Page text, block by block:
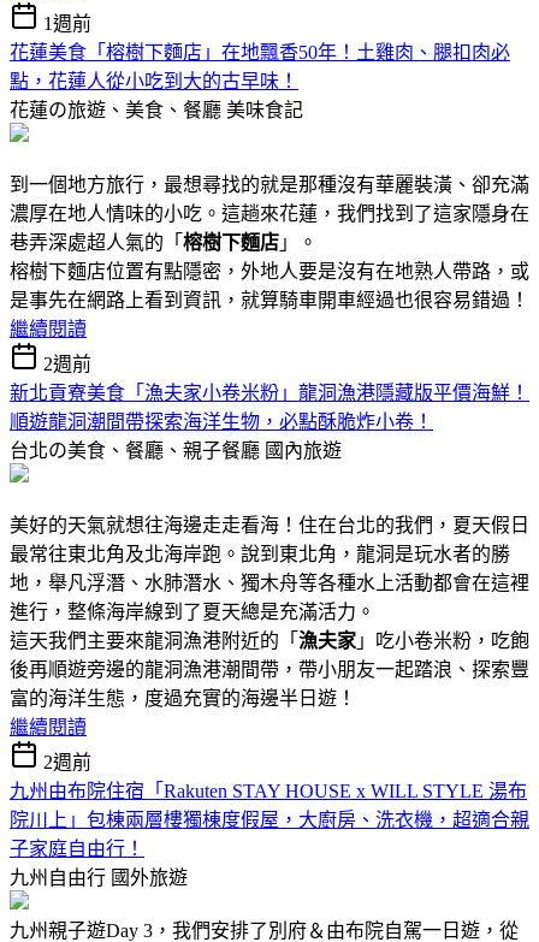
1週前
花蓮美食「榕樹下麵店」在地飄香50年！土雞肉、腿扣肉必
點，花蓮人從小吃到大的古早味！
花蓮の旅遊、美食、餐廳 美味食記
到一個地方旅行，最想尋找的就是那種沒有華麗裝潢、卻充滿
濃厚在地人情味的小吃。這趟來花蓮，我們找到了這家隱身在
巷弄深處超人氣的「 榕樹下麵店 」。
榕樹下麵店位置有點隱密，外地人要是沒有在地熟人帶路，或
是事先在網路上看到資訊，就算騎車開車經過也很容易錯過！
繼續閱讀
2週前
新北貢寮美食「漁夫家小卷米粉」龍洞漁港隱藏版平價海鮮！
順遊龍洞潮間帶探索海洋生物，必點酥脆炸小卷！
台北の美食、餐廳、親子餐廳 國內旅遊
美好的天氣就想往海邊走走看海！住在台北的我們，夏天假日
最常往東北角及北海岸跑。說到東北角，龍洞是玩水者的勝
地，舉凡浮潛、水肺潛水、獨木舟等各種水上活動都會在這裡
進行，整條海岸線到了夏天總是充滿活力。
這天我們主要來龍洞漁港附近的「 漁夫家 」吃小卷米粉，吃飽
後再順遊旁邊的龍洞漁港潮間帶，帶小朋友一起踏浪、探索豐
富的海洋生態，度過充實的海邊半日遊！
繼續閱讀
2週前
九州由布院住宿「Rakuten STAY HOUSE x WILL STYLE 湯布
院川上」包棟兩層樓獨棟度假屋，大廚房、洗衣機，超適合親
子家庭自由行！
九州自由行 國外旅遊
九州親子遊Day 3，我們安排了別府＆由布院自駕一日遊，從